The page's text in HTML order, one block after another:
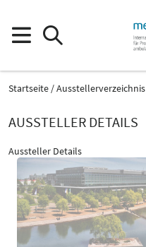
Startseite Ausstellerverzeichnis
AUSSTELLER DETAILS
Aussteller Details